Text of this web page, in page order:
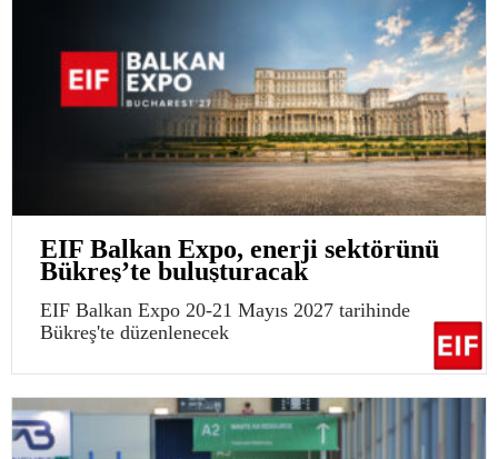
EIF Balkan Expo, enerji sektörünü
Bükreş’te buluşturacak
EIF Balkan Expo 20-21 Mayıs 2027 tarihinde
Bükreş'te düzenlenecek